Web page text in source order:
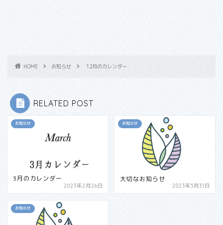
HOME お知らせ 12月のカレンダー
RELATED POST
お知らせ
3月のカレンダー
2023年2月26日
お知らせ
大切なお知らせ
2023年5月31日
お知らせ